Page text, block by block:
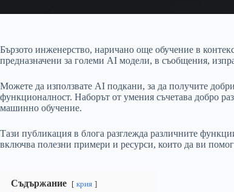
Бързото инженерство, наричано още обучение в
предназначени за големи AI модели, в съобщения,
Можете да използвате AI подкани, за да получите
функционалност. Наборът от умения съчетава добро
машинно обучение.
Тази публикация в блога разглежда различните
включва полезни примери и ресурси, които да ви
Съдържание крия